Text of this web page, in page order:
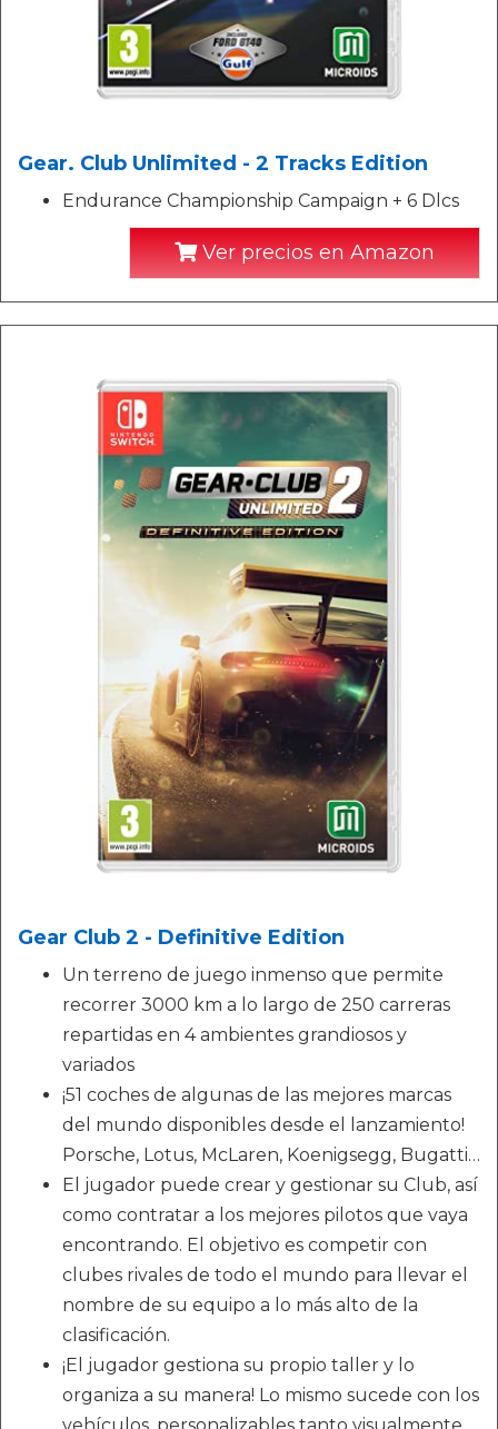
Gear. Club Unlimited - 2 Tracks Edition
Endurance Championship Campaign + 6 Dlcs
Ver precios en Amazon
Gear Club 2 - Definitive Edition
Un terreno de juego inmenso que permite
recorrer 3000 km a lo largo de 250 carreras
repartidas en 4 ambientes grandiosos y
variados
¡51 coches de algunas de las mejores marcas
del mundo disponibles desde el lanzamiento!
Porsche, Lotus, McLaren, Koenigsegg, Bugatti…
El jugador puede crear y gestionar su Club, así
como contratar a los mejores pilotos que vaya
encontrando. El objetivo es competir con
clubes rivales de todo el mundo para llevar el
nombre de su equipo a lo más alto de la
clasificación.
¡El jugador gestiona su propio taller y lo
organiza a su manera! Lo mismo sucede con los